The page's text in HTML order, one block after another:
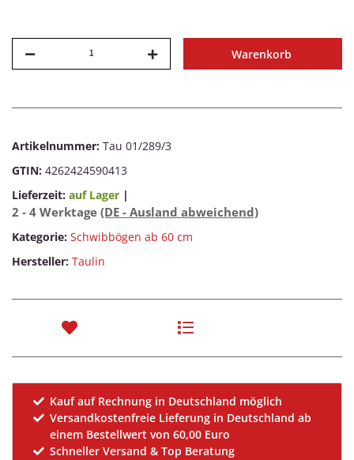
Warenkorb
Artikelnummer: Tau 01/289/3
GTIN: 4262424590413
Lieferzeit: auf Lager |
2 - 4 Werktage (DE - Ausland abweichend)
Kategorie: Schwibbögen ab 60 cm
Hersteller: Taulin
Kauf auf Rechnung in Deutschland möglich
Versandkostenfreie Lieferung in Deutschland ab
einem Bestellwert von 60,00 Euro
Schneller Versand & Top Beratung